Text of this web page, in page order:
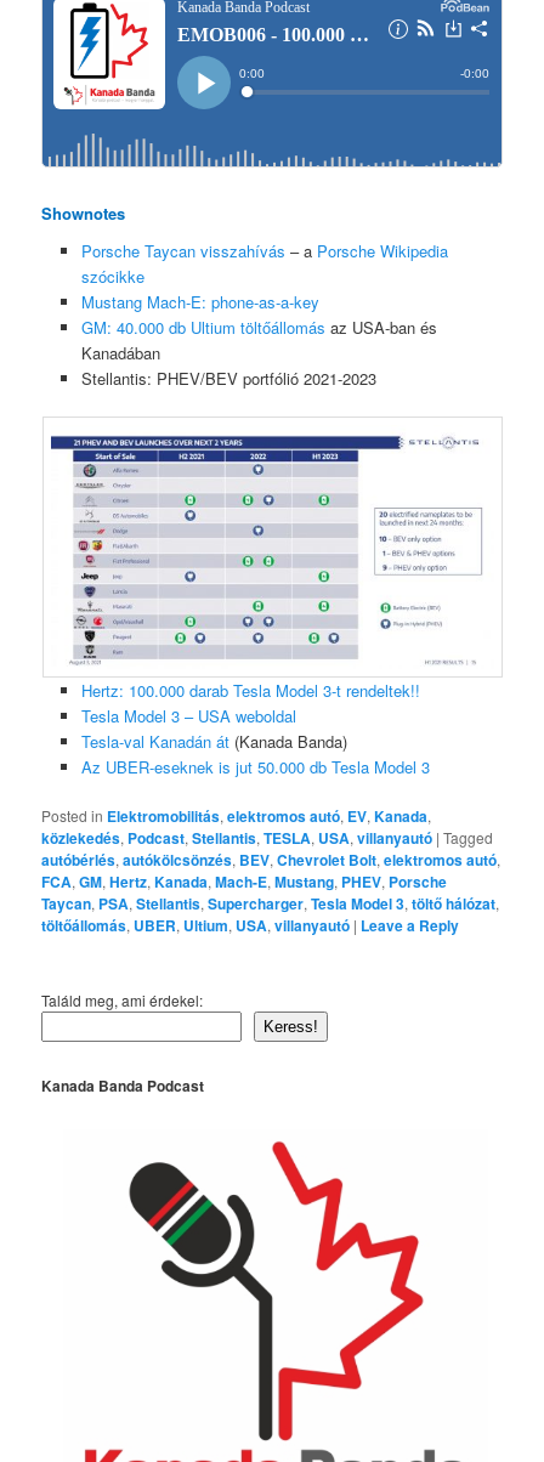
Shownotes
Porsche Taycan visszahívás – a Porsche Wikipedia
szócikke
Mustang Mach-E: phone-as-a-key
GM: 40.000 db Ultium töltőállomás az USA-ban és
Kanadában
Stellantis: PHEV/BEV portfólió 2021-2023
Hertz: 100.000 darab Tesla Model 3-t rendeltek!!
Tesla Model 3 – USA weboldal
Tesla-val Kanadán át (Kanada Banda)
Az UBER-eseknek is jut 50.000 db Tesla Model 3
Posted in Elektromobilitás,elektromos autó, EV,Kanada,
közlekedés, Podcast,Stellantis,TESLA, USA,villanyautó |Tagged
autóbérlés,autókölcsönzés, BEV,Chevrolet Bolt,elektromos autó,
FCA,GM,Hertz,Kanada,Mach-E,Mustang, PHEV, Porsche
Taycan, PSA,Stellantis,Supercharger,Tesla Model 3,töltő hálózat,
töltőállomás, UBER, Ultium, USA,villanyautó | Leave a Reply
Találd meg, ami érdekel:
Keress!
Kanada Banda Podcast